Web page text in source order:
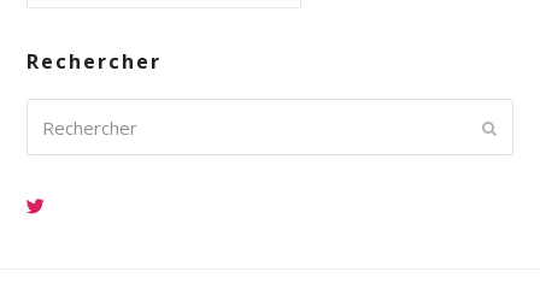
Rechercher